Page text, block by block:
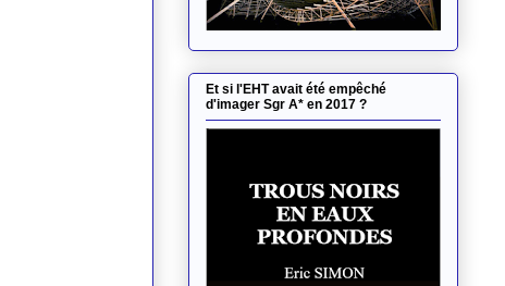
Et si l'EHT avait été empêché
d'imager Sgr A* en 2017 ?